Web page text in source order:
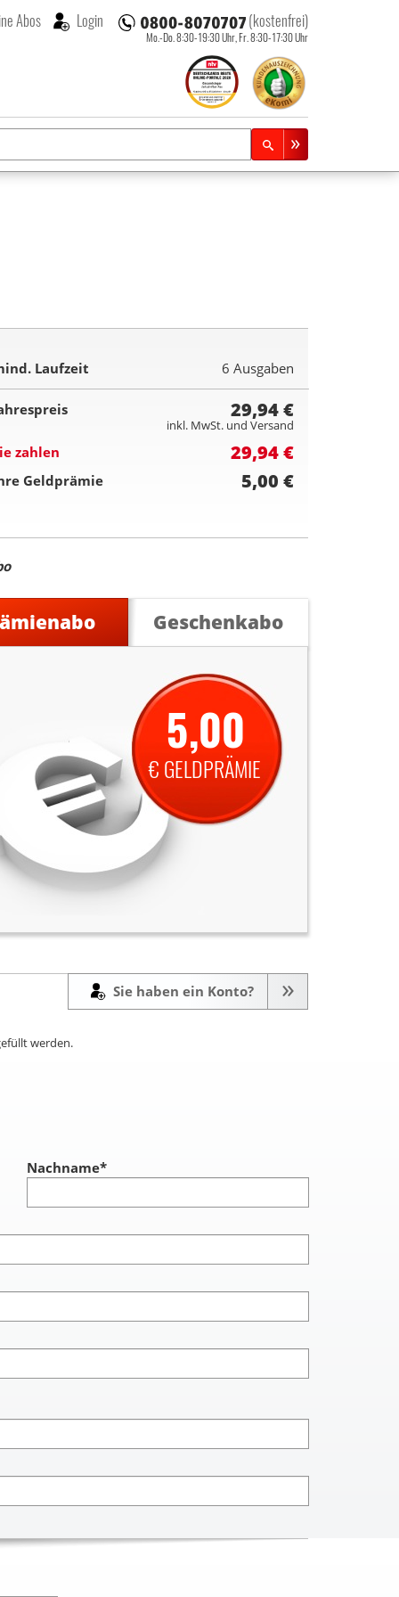
(kostenfrei)
Mo.-Do. 8:30-19:30 Uhr, Fr. 8:30-17:30 Uhr
Abos Login
Laufzeit 6 Ausgaben
29,94 €
inkl. MwSt. und Versand
zahlen 29,94 €
Geldprämie 5,00 €
Geschenkabo
5,00
€ GELDPRÄMIE
Sie haben ein Konto?
werden.
Nachname*